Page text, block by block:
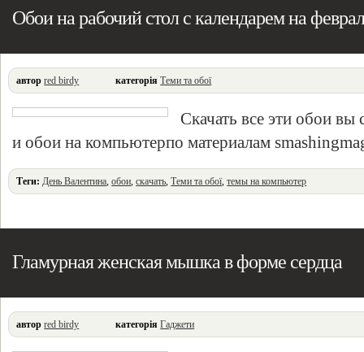
Обои на рабочий стол с календарем на
автор red birdy категорія Теми та обої
Скачать все эти обои
и обои на компьютерпо материалам
Теги: День Валентина,обои,скачать,Теми та обої,темы на компьютер
Гламурная женская мышка в форме сердца
автор red birdy категорія Гаджети